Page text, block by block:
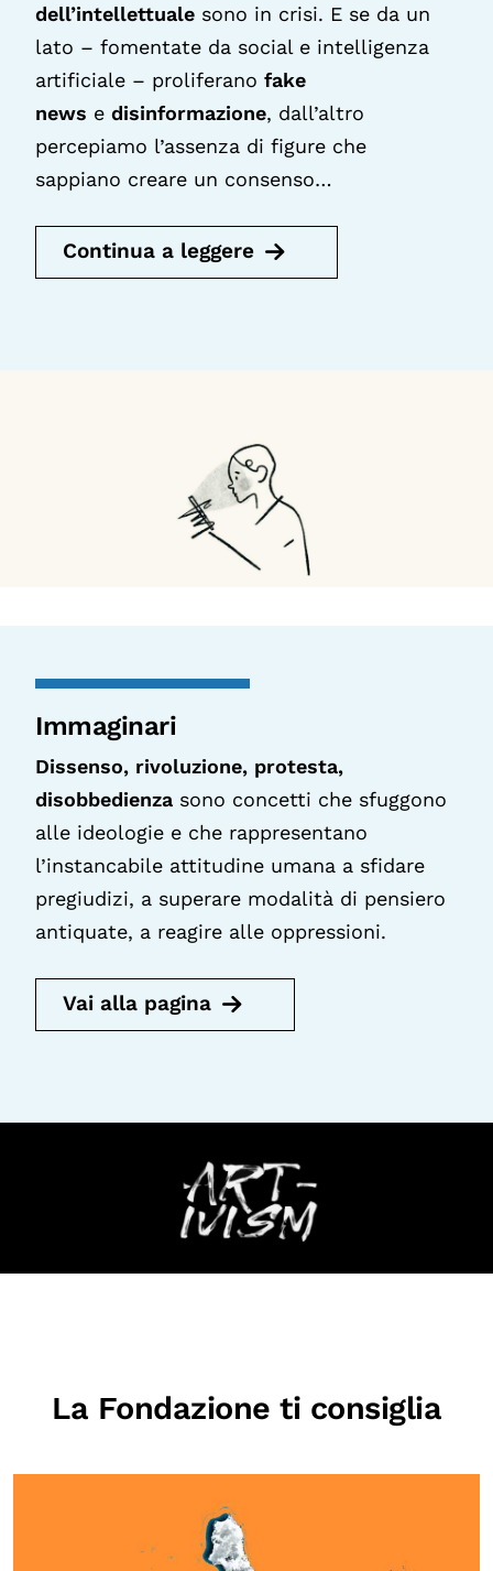
dell’intellettuale sono in crisi. E se da un
lato – fomentate da social e intelligenza
artificiale – proliferano fake
news e disinformazione, dall’altro
percepiamo l’assenza di figure che
sappiano creare un consenso…
Continua a leggere
Immaginari
Dissenso, rivoluzione, protesta,
disobbedienza sono concetti che sfuggono
alle ideologie e che rappresentano
l’instancabile attitudine umana a sfidare
pregiudizi, a superare modalità di pensiero
antiquate, a reagire alle oppressioni.
Vai alla pagina
La Fondazione ti consiglia